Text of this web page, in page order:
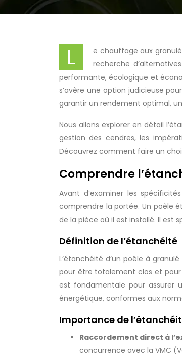
L
e chauffage aux
recherche
performante, écologique et
s’avère une option judicieuse
garantir un rendement optimal,
Nous allons explorer en détail
gestion des cendres, les
Découvrez comment faire un
Comprendre
Avant d’examiner les
comprendre la portée. Un poêle
de la pièce où il est installé. Il est
Définition de l’étanchéité
L’étanchéité d’un poêle à
pour être totalement clos et pour
est fondamentale pour assurer
énergétique, conformes aux
Importance de
Raccordement direct à
concurrence avec la VMC